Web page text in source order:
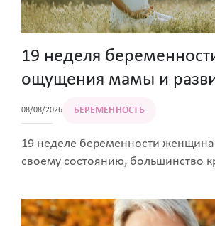
19 неделя
ощущения мамы и
08/08/2026 БЕРЕМЕННОСТЬ
19 неделе беременности женщина
своему состоянию, большинство
пройдена почти половина пути.
что происходит с малышом, как